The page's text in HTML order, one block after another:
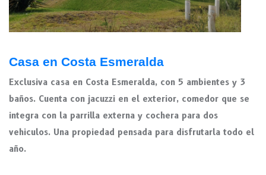
Casa en Costa Esmeralda
Exclusiva casa en Costa Esmeralda, con 5 ambientes y 3
baños. Cuenta con jacuzzi en el exterior, comedor que se
integra con la parrilla externa y cochera para dos
vehiculos. Una propiedad pensada para disfrutarla todo el
año.